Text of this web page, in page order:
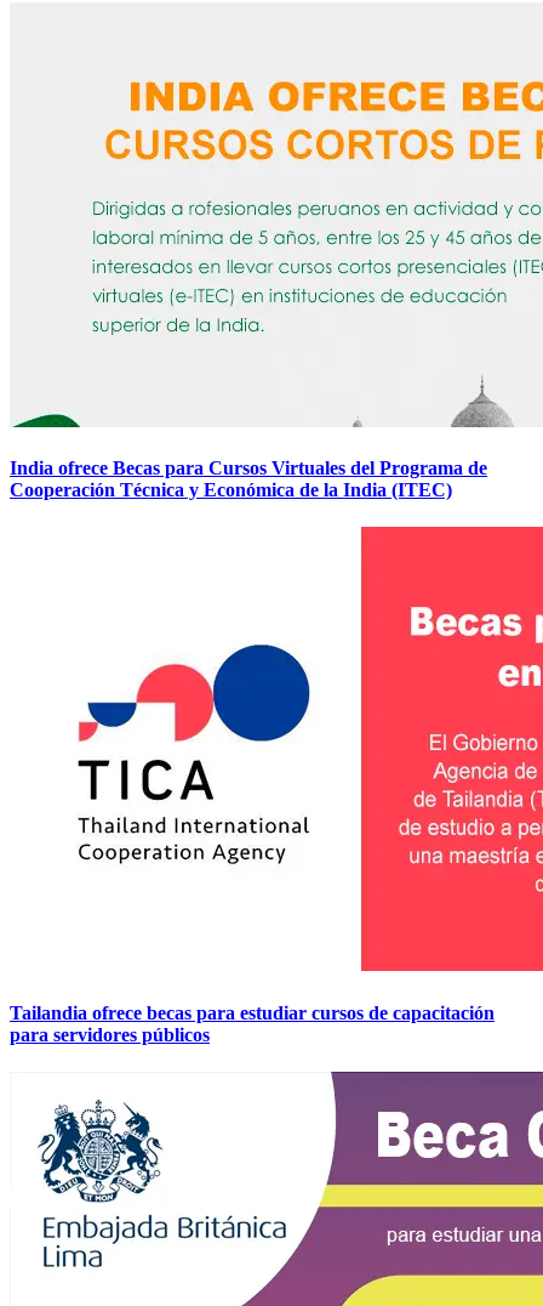
India ofrece Becas para Cursos Virtuales del Programa de
Cooperación Técnica y Económica de la India (ITEC)
Tailandia ofrece becas para estudiar cursos de capacitación
para servidores públicos